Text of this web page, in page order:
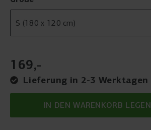
169,-
Lieferung in 2-3 Werktagen
IN DEN WARENKORB LEGEN